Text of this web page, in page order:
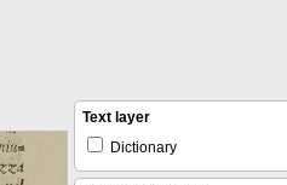
Text layer
Dictionary